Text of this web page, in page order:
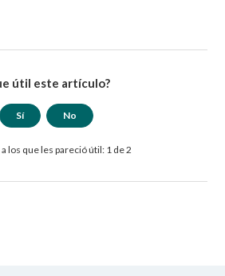
útil este artículo?
Sí No
los que les pareció útil: 1 de 2